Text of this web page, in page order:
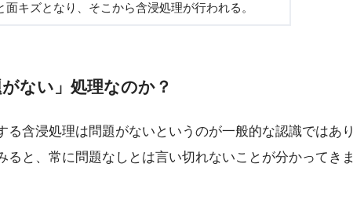
面キズとなり、そこから含浸処理が行われる。
ない」処理なのか？
る含浸処理は問題がないというのが一般的な認識ではあり
ると、常に問題なしとは言い切れないことが分かってきま